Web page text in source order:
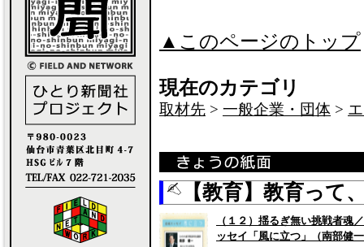
▲このページのトップ
現在のカテゴリ
取材先 > 一般企業・団体 >
【教育】教育って
（１２）揺るぎ無い挑戦者魂
ッセイ「風に立つ」（南部健